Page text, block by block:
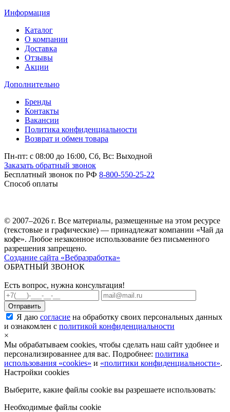
Информация
Каталог
О компании
Доставка
Отзывы
Акции
Дополнительно
Бренды
Контакты
Вакансии
Политика конфиденциальности
Возврат и обмен товара
Пн-пт: c 08:00 до 16:00, Сб, Вс: Выходной
Заказать обратный звонок
Бесплатный звонок по РФ 8-800-550-25-22
Способ оплаты
© 2007–2026 г. Все материалы, размещенные на этом ресурсе
(текстовые и графические) — принадлежат компании «Чай да
кофе». Любое незаконное использование без письменного
разрешения запрещено.
Создание сайта «Вебразработка»
ОБРАТНЫЙ ЗВОНОК
Есть вопрос, нужна консультация!
Я даю согласие на обработку своих персональных данных
и ознакомлен с политикой конфиденциальности
×
Мы обрабатываем cookies, чтобы сделать наш сайт удобнее и
персонализированнее для вас. Подробнее: политика
использования «cookies» и «политики конфиденциальности».
Настройки cookies
Выберите, какие файлы cookie вы разрешаете использовать:
Необходимые файлы cookie